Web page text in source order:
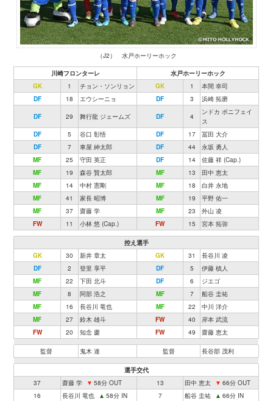
（J2） 水戸ホーリーホック
川崎フロンターレ
水戸ホーリーホック
GK
1 チョン・ソンリョン GK 1
本間 幸司
DF
18 エウシーニョ DF 3 浜崎 拓磨
DF 29 舞行龍 ジェームズ DF 4
ンドカ ボニフェイ
ス
DF
5 谷口 彰悟 DF 17
冨田 大介
DF
7 車屋 紳太郎 DF 44
永坂 勇人
MF
25 守田 英正 DF 14
佐藤 祥 (Cap.)
MF
19 森谷 賢太郎 MF 13
田中 恵太
MF
14 中村 憲剛 MF 18
白井 永地
MF
41 家長 昭博 MF 19
平野 佑一
MF
37 齋藤 学 MF 23
外山 凌
FW
11 小林 悠 (Cap.) FW 15 宮本 拓弥
控え選手
GK
30 新井 章太 GK 31
長谷川 凌
DF
2 登里 享平 DF 5
伊藤 槙人
MF
22 下田 北斗 DF 6
ジエゴ
MF
8 阿部 浩之 MF 7
船谷 圭祐
MF
16 長谷川 竜也 MF 22
中川 洋介
MF
27 鈴木 雄斗 FW 40
岸本 武流
FW
20 知念 慶 FW 49 齋藤 恵太
監督 鬼木 達 監督 長谷部 茂利
選手交代
37
齋藤 学 ▼ 58分 OUT 13 田中 恵太 ▼ 66分 OUT
16
長谷川 竜也 ▲ 58分 IN 7 船谷 圭祐 ▲ 66分 IN